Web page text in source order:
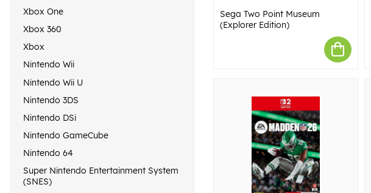
Xbox One
Xbox 360
Xbox
Nintendo Wii
Nintendo Wii U
Nintendo 3DS
Nintendo DSi
Nintendo GameCube
Nintendo 64
Super Nintendo Entertainment System
(SNES)
Sega Two Point Museum
(Explorer Edition)